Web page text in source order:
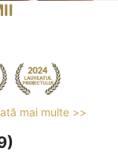
mai multe >>